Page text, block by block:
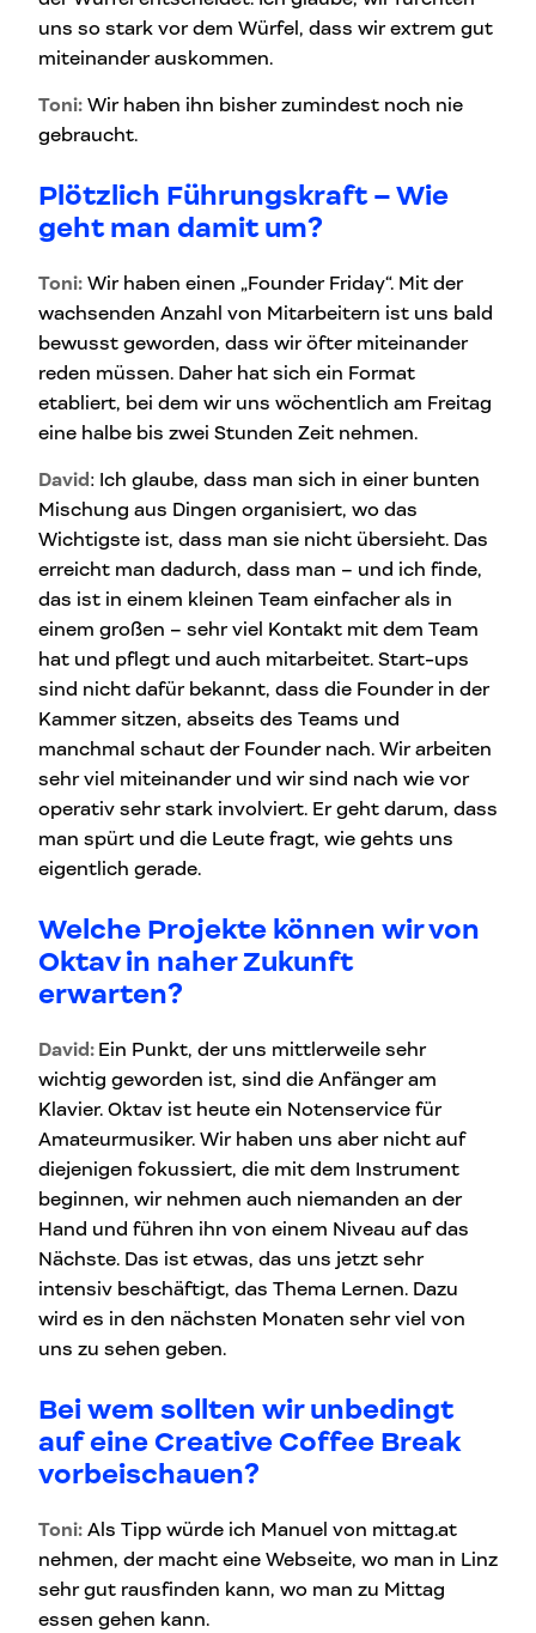
uns so stark vor dem Würfel, dass wir extrem gut
miteinander auskommen.
Toni: Wir haben ihn bisher zumindest noch nie
gebraucht.
Plötzlich Führungskraft – Wie
geht man damit um?
Toni: Wir haben einen „Founder Friday“. Mit der
wachsenden Anzahl von Mitarbeitern ist uns bald
bewusst geworden, dass wir öfter miteinander
reden müssen. Daher hat sich ein Format
etabliert, bei dem wir uns wöchentlich am Freitag
eine halbe bis zwei Stunden Zeit nehmen.
David : Ich glaube, dass man sich in einer bunten
Mischung aus Dingen organisiert, wo das
Wichtigste ist, dass man sie nicht übersieht. Das
erreicht man dadurch, dass man – und ich finde,
das ist in einem kleinen Team einfacher als in
einem großen – sehr viel Kontakt mit dem Team
hat und pflegt und auch mitarbeitet. Start-ups
sind nicht dafür bekannt, dass die Founder in der
Kammer sitzen, abseits des Teams und
manchmal schaut der Founder nach. Wir arbeiten
sehr viel miteinander und wir sind nach wie vor
operativ sehr stark involviert. Er geht darum, dass
man spürt und die Leute fragt, wie gehts uns
eigentlich gerade.
Welche Projekte können wir von
Oktav in naher Zukunft
erwarten?
David: Ein Punkt, der uns mittlerweile sehr
wichtig geworden ist, sind die Anfänger am
Klavier. Oktav ist heute ein Notenservice für
Amateurmusiker. Wir haben uns aber nicht auf
diejenigen fokussiert, die mit dem Instrument
beginnen, wir nehmen auch niemanden an der
Hand und führen ihn von einem Niveau auf das
Nächste. Das ist etwas, das uns jetzt sehr
intensiv beschäftigt, das Thema Lernen. Dazu
wird es in den nächsten Monaten sehr viel von
uns zu sehen geben.
Bei wem sollten wir unbedingt
auf eine Creative Coffee Break
vorbeischauen?
Toni: Als Tipp würde ich Manuel von mittag.at
nehmen, der macht eine Webseite, wo man in Linz
sehr gut rausfinden kann, wo man zu Mittag
essen gehen kann.